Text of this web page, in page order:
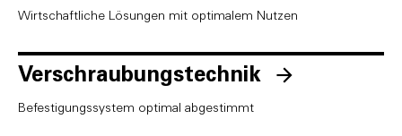
Wirtschaftliche Lösungen mit optimalem Nutzen
Verschraubungstechnik
Befestigungssystem optimal abgestimmt